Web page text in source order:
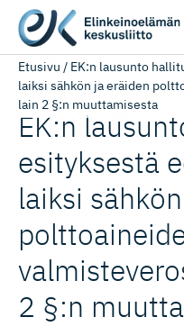
Etusivu / EK:n lausunto
laiksi sähkön ja eräiden
lain 2 §:n muuttamisesta
EK:n
esityksestä
laiksi
2 §:n